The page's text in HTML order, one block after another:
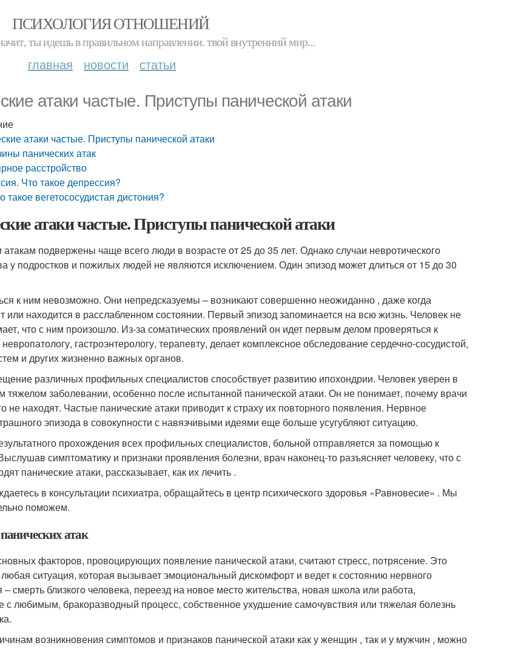
ПСИХОЛОГИЯ ОТНОШЕНИЙ
ты идешь в правильном направлении. твой внутренний мир...
главная новости статьи
атаки частые. Приступы панической атаки
атаки частые. Приступы панической атаки
панических атак
расстройство
Что такое депрессия?
такое вегетососудистая дистония?
атаки частые. Приступы панической атаки
подвержены чаще всего люди в возрасте от 25 до 35 лет. Однако случаи невротического
у подростков и пожилых людей не являются исключением. Один эпизод может длиться от 15 до 30
к ним невозможно. Они непредсказуемы – возникают совершенно неожиданно , даже когда
или находится в расслабленном состоянии. Первый эпизод запоминается на всю жизнь. Человек не
что с ним произошло. Из-за соматических проявлений он идет первым делом проверяться к
гастроэнтерологу, терапевту, делает комплексное обследование сердечно-сосудистой,
и других жизненно важных органов.
различных профильных специалистов способствует развитию ипохондрии. Человек уверен в
тяжелом заболевании, особенно после испытанной панической атаки. Он не понимает, почему врачи
не находят. Частые панические атаки приводит к страху их повторного появления. Нервное
эпизода в совокупности с навязчивыми идеями еще больше усугубляют ситуацию.
прохождения всех профильных специалистов, больной отправляется за помощью к
симптоматику и признаки проявления болезни, врач наконец-то разъясняет человеку, что с
панические атаки, рассказывает, как их лечить .
в консультации психиатра, обращайтесь в центр психического здоровья «Равновесие» . Мы
поможем.
атак
факторов, провоцирующих появление панической атаки, считают стресс, потрясение. Это
ситуация, которая вызывает эмоциональный дискомфорт и ведет к состоянию нервного
смерть близкого человека, переезд на новое место жительства, новая школа или работа,
с любимым, бракоразводный процесс, собственное ухудшение самочувствия или тяжелая болезнь
возникновения симптомов и признаков панической атаки как у женщин , так и у мужчин , можно